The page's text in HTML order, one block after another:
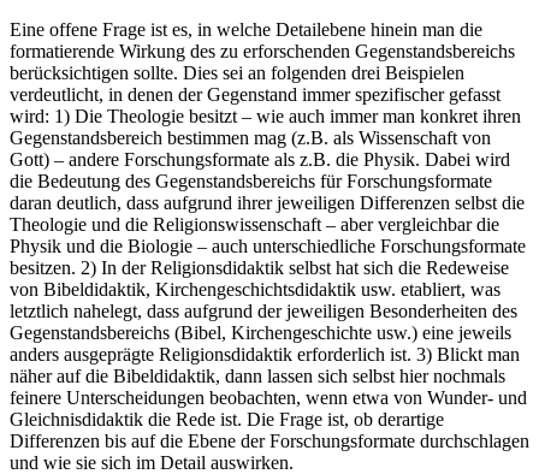
Eine offene Frage ist es, in welche Detailebene hinein man die
formatierende Wirkung des zu erforschenden Gegenstandsbereichs
berücksichtigen sollte. Dies sei an folgenden drei Beispielen
verdeutlicht, in denen der Gegenstand immer spezifischer gefasst
wird: 1) Die Theologie besitzt – wie auch immer man konkret ihren
Gegenstandsbereich bestimmen mag (z.B. als Wissenschaft von
Gott) – andere Forschungsformate als z.B. die Physik. Dabei wird
die Bedeutung des Gegenstandsbereichs für Forschungsformate
daran deutlich, dass aufgrund ihrer jeweiligen Differenzen selbst die
Theologie und die Religionswissenschaft – aber vergleichbar die
Physik und die Biologie – auch unterschiedliche Forschungsformate
besitzen. 2) In der Religionsdidaktik selbst hat sich die Redeweise
von Bibeldidaktik, Kirchengeschichtsdidaktik usw. etabliert, was
letztlich nahelegt, dass aufgrund der jeweiligen Besonderheiten des
Gegenstandsbereichs (Bibel, Kirchengeschichte usw.) eine jeweils
anders ausgeprägte Religionsdidaktik erforderlich ist. 3) Blickt man
näher auf die Bibeldidaktik, dann lassen sich selbst hier nochmals
feinere Unterscheidungen beobachten, wenn etwa von Wunder- und
Gleichnisdidaktik die Rede ist. Die Frage ist, ob derartige
Differenzen bis auf die Ebene der Forschungsformate durchschlagen
und wie sie sich im Detail auswirken.